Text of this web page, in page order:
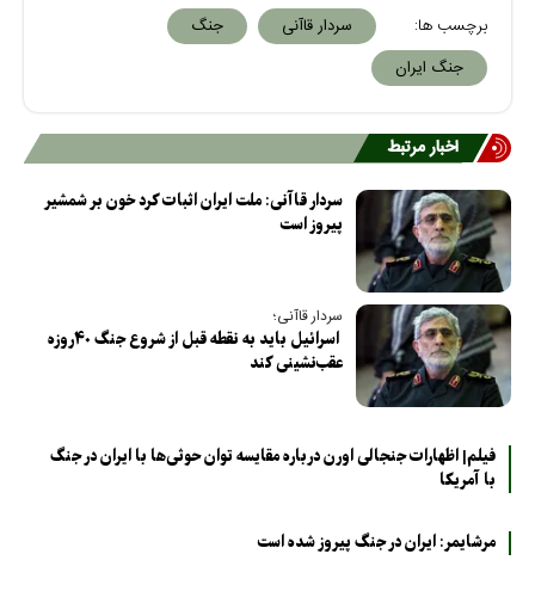
برچسب ها: سردار قاآنی
جنگ
جنگ ایران
اخبار مرتبط
سردار قاآنی: ملت ایران اثبات کرد خون بر شمشیر
پیروز است
سردار قاآنی؛
اسرائیل باید به نقطه قبل از شروع جنگ ۴۰روزه
عقب‌نشینی کند
فیلم| اظهارات جنجالی اورن درباره مقایسه توان حوثی‌ها با ایران در جنگ
با آمریکا
مرشایمر: ایران در جنگ پیروز شده است